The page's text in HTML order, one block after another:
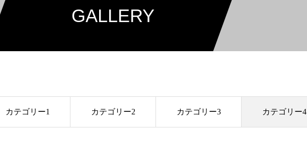
GALLERY
カテゴリー1 カテゴリー2 カテゴリー3 カテゴリー4